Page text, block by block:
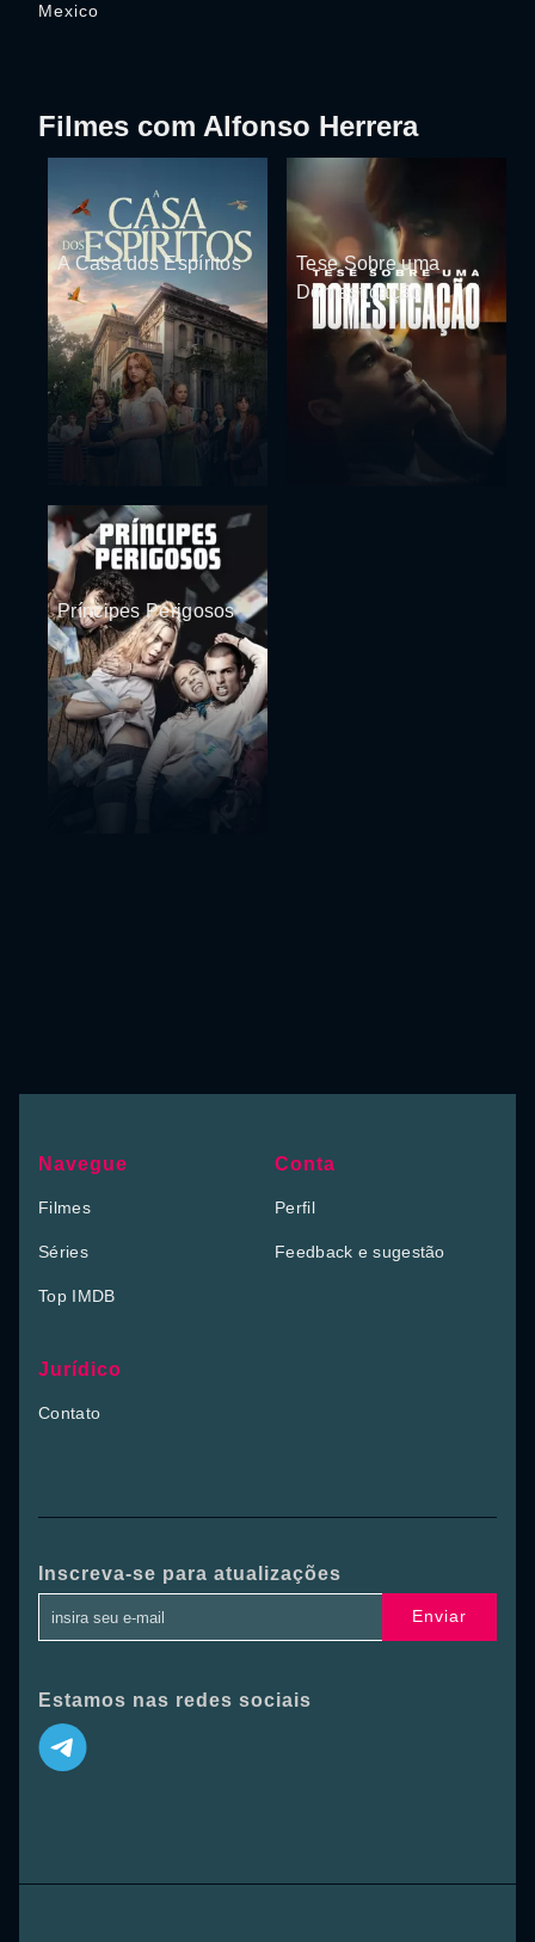
Mexico
Filmes com Alfonso Herrera
A Casa dos Espíritos
Tese Sobre uma
Domesticação
Príncipes Perigosos
Navegue
Filmes
Séries
Top IMDB
Conta
Perfil
Feedback e sugestão
Jurídico
Contato
Inscreva-se para atualizações
Enviar
Estamos nas redes sociais